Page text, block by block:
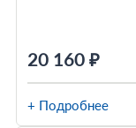
20 160 ₽
+ Подробнее